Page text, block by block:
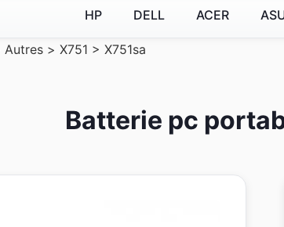
HP DELL ACER
Autres > X751 > X751sa
Batterie pc